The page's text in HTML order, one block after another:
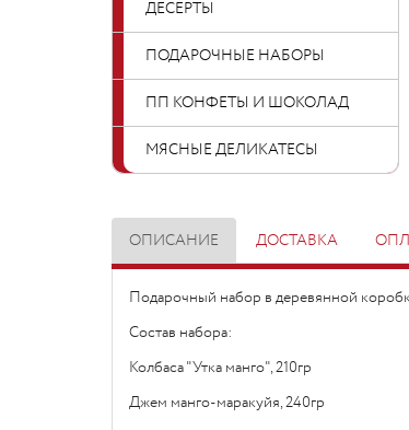
ДЕСЕРТЫ
ПОДАРОЧНЫЕ НАБОРЫ
ПП КОНФЕТЫ И ШОКОЛАД
МЯСНЫЕ ДЕЛИКАТЕСЫ
ОПИСАНИЕ ДОСТАВКА
Подарочный набор в деревянной
Состав набора:
Колбаса "Утка манго", 210гр
Джем манго-маракуйя, 240гр